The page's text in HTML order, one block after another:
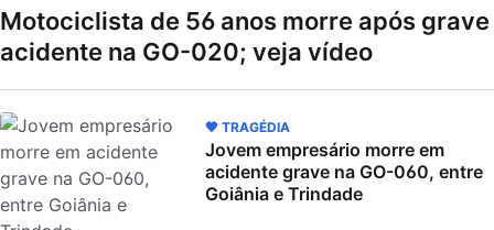
Motociclista de 56 anos morre após grave
acidente na GO-020; veja vídeo
🖤 TRAGÉDIA
Jovem empresário morre em
acidente grave na GO-060, entre
Goiânia e Trindade